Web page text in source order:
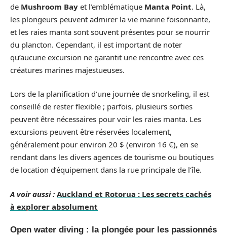
de Mushroom Bay et l’emblématique Manta Point. Là,
les plongeurs peuvent admirer la vie marine foisonnante,
et les raies manta sont souvent présentes pour se nourrir
du plancton. Cependant, il est important de noter
qu’aucune excursion ne garantit une rencontre avec ces
créatures marines majestueuses.
Lors de la planification d’une journée de snorkeling, il est
conseillé de rester flexible ; parfois, plusieurs sorties
peuvent être nécessaires pour voir les raies manta. Les
excursions peuvent être réservées localement,
généralement pour environ 20 $ (environ 16 €), en se
rendant dans les divers agences de tourisme ou boutiques
de location d’équipement dans la rue principale de l’île.
A voir aussi : Auckland et Rotorua : Les secrets cachés
à explorer absolument
Open water diving : la plongée pour les passionnés